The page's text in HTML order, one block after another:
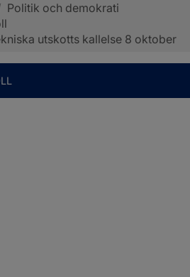
Politik och demokrati
utskotts kallelse 8 oktober